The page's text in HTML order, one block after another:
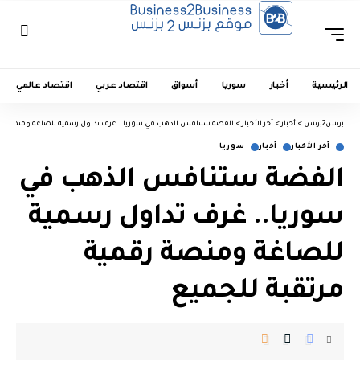
الرئيسية أخبار سوريا أسواق اقتصاد عربي اقتصاد عالمي
بزنس2بزنس > أخبار > آخر الأخبار > الفضة ستنافس الذهب في سوريا.. غرف تداول رسمية للصاغة ومنصة
آخر الأخبار أخبار سوريا
الفضة ستنافس الذهب في
سوريا.. غرف تداول رسمية
للصاغة ومنصة رقمية
مرتقبة للجميع